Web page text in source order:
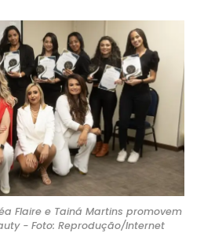
Flaire e Tainá Martins promovem
- Foto: Reprodução/Internet